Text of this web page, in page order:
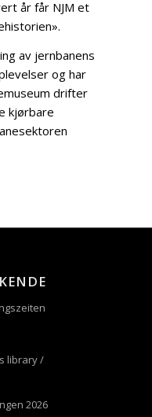
år får NJM et
av jernbanens
og har
drifter
kjørbare
library /
2026